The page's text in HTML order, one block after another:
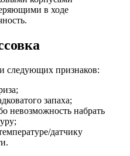
в ходе
следующих признаков:
запаха;
невозможность набрать
датчику